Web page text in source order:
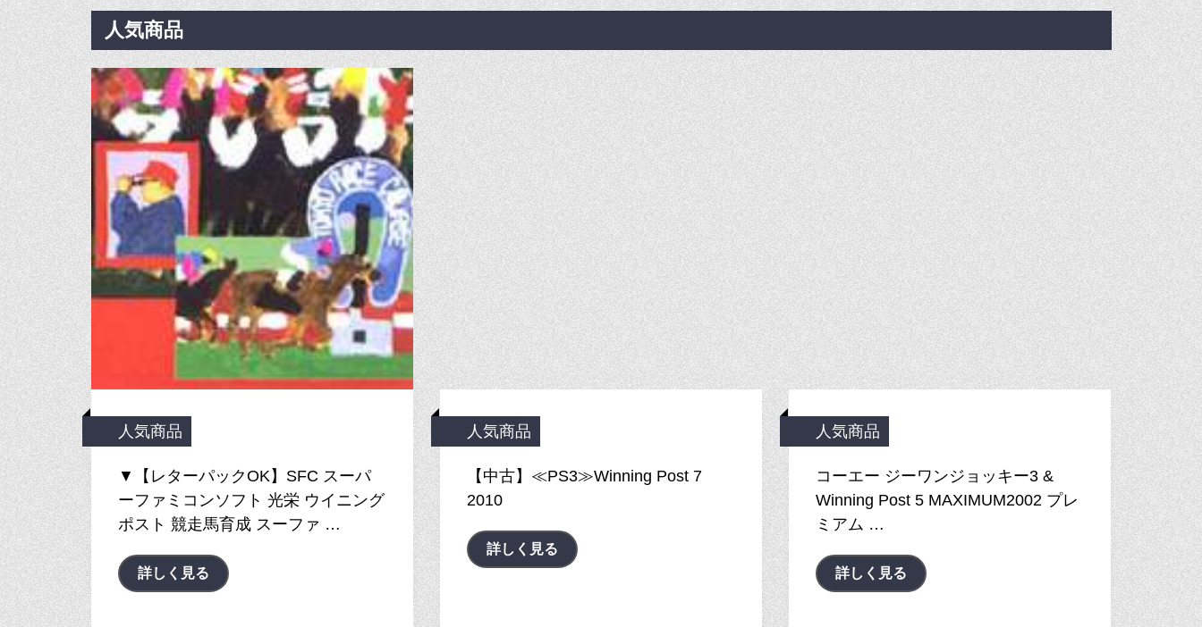
人気商品
人気商品
▼【レターパックOK】SFC スーパ
ーファミコンソフト 光栄 ウイニング
ポスト 競走馬育成 スーファ …
詳しく見る
人気商品
【中古】≪PS3≫Winning Post 7
2010
詳しく見る
人気商品
コーエー ジーワンジョッキー3 &
Winning Post 5 MAXIMUM2002 プレ
ミアム …
詳しく見る